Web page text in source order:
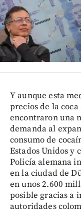
Y aunque esta
precios de la
encontraron una
demanda al
consumo de
Estados Unidos y
Policía alemana
en la ciudad de
en unos 2.600
posible gracias a
autoridades